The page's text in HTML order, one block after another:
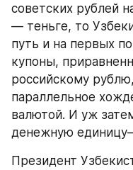
советских рублей
— теньге, то
путь и на первых
купоны,
российскому
параллельное
валютой. И уж
денежную
Президент